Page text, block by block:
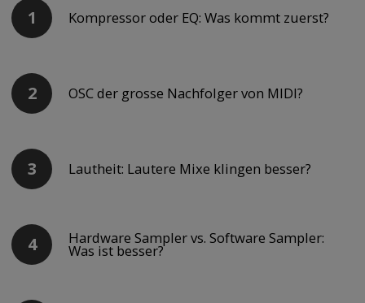
Kompressor oder EQ: Was kommt zuerst?
OSC der grosse Nachfolger von MIDI?
Lautheit: Lautere Mixe klingen besser?
Hardware Sampler vs. Software Sampler:
Was ist besser?